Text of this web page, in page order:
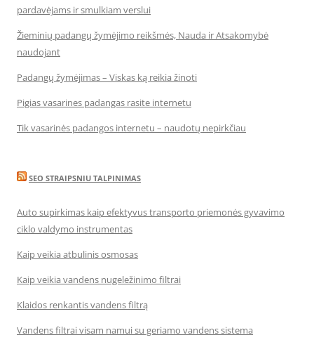
pardavėjams ir smulkiam verslui
Žieminių padangų žymėjimo reikšmės, Nauda ir Atsakomybė
naudojant
Padangų žymėjimas – Viskas ką reikia žinoti
Pigias vasarines padangas rasite internetu
Tik vasarinės padangos internetu – naudotų nepirkčiau
SEO STRAIPSNIU TALPINIMAS
Auto supirkimas kaip efektyvus transporto priemonės gyvavimo
ciklo valdymo instrumentas
Kaip veikia atbulinis osmosas
Kaip veikia vandens nugeležinimo filtrai
Klaidos renkantis vandens filtrą
Vandens filtrai visam namui su geriamo vandens sistema